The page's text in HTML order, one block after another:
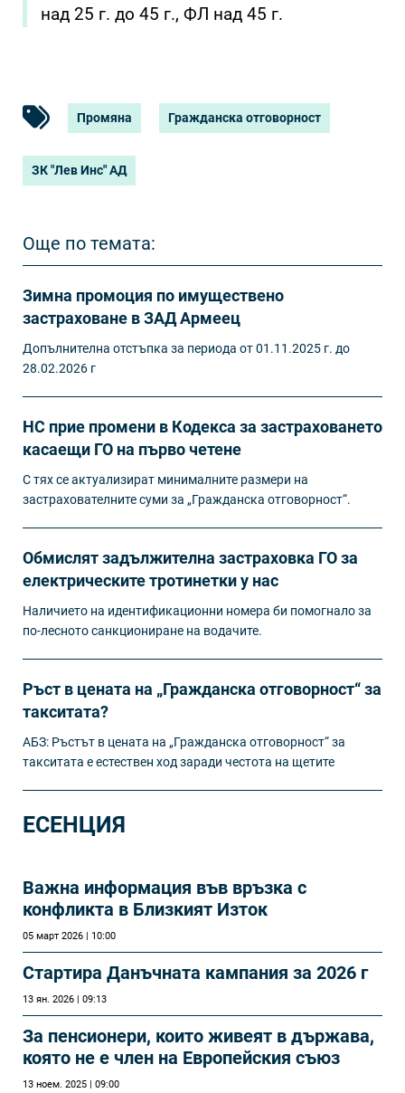
над 25 г. до 45 г., ФЛ над 45 г.
Промяна Гражданска отговорност
ЗК "Лев Инс" АД
Още по темата:
Зимна промоция по имуществено
застраховане в ЗАД Армеец
Допълнителна отстъпка за периода от 01.11.2025 г. до
28.02.2026 г
НС прие промени в Кодекса за застраховането
касаещи ГО на първо четене
С тях се актуализират минималните размери на
застрахователните суми за „Гражданска отговорност“.
Обмислят задължителна застраховка ГО за
електрическите тротинетки у нас
Наличието на идентификационни номера би помогнало за
по-лесното санкциониране на водачите.
Ръст в цената на „Гражданска отговорност“ за
такситата?
АБЗ: Ръстът в цената на „Гражданска отговорност“ за
такситата е естествен ход заради честота на щетите
ЕСЕНЦИЯ
Важна информация във връзка с
конфликта в Близкият Изток
05 март 2026 | 10:00
Стартира Данъчната кампания за 2026 г
13 ян. 2026 | 09:13
За пенсионери, които живеят в държава,
която не е член на Европейския съюз
13 ноем. 2025 | 09:00